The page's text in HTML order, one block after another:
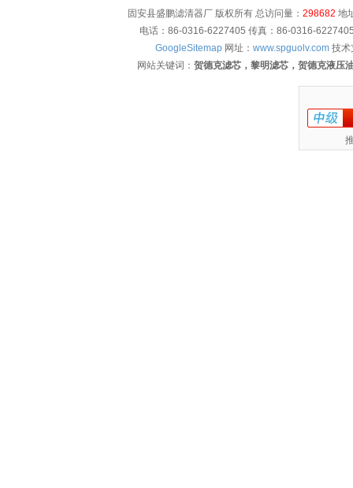
固安县盛鹏滤清器厂 版权所有 总访问量： 298682 地
电话：86-0316-6227405 传真：86-0316-
GoogleSitemap 网址： www.spguolv.com 技术
网站关键词： 贺德克滤芯，黎明滤芯，贺德克液压